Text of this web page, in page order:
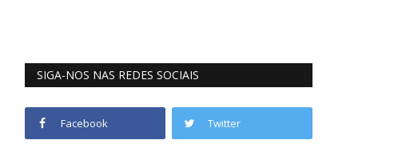
SIGA-NOS NAS REDES SOCIAIS
Facebook Twitter